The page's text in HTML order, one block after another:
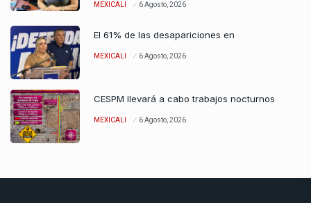
MEXICALI 6 Agosto, 2026
El 61% de las desapariciones en
MEXICALI 6 Agosto, 2026
CESPM llevará a cabo trabajos nocturnos
MEXICALI 6 Agosto, 2026